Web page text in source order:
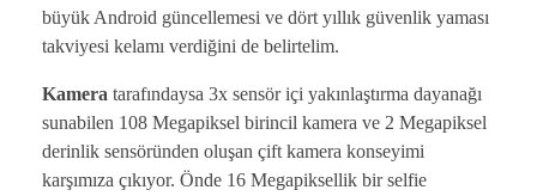
büyük Android güncellemesi ve dört yıllık güvenlik yaması
takviyesi kelamı verdiğini de belirtelim.
Kamera tarafındaysa 3x sensör içi yakınlaştırma dayanağı
sunabilen 108 Megapiksel birincil kamera ve 2 Megapiksel
derinlik sensöründen oluşan çift kamera konseyimi
karşımıza çıkıyor. Önde 16 Megapiksellik bir selfie